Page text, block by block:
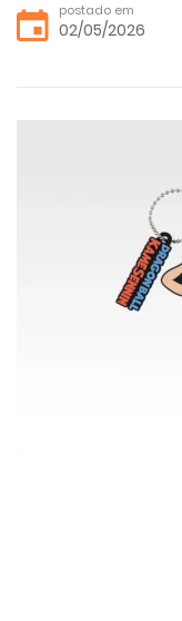
postado em
02/05/2026